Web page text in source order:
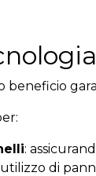
beneficio
:
di